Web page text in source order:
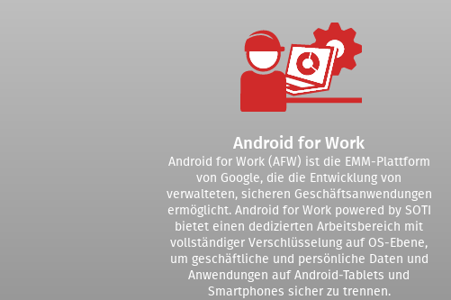
Android for Work
Android for Work (AFW) ist die EMM-Plattform
von Google, die die Entwicklung von
verwalteten, sicheren Geschäftsanwendungen
ermöglicht. Android for Work powered by SOTI
bietet einen dedizierten Arbeitsbereich mit
vollständiger Verschlüsselung auf OS-Ebene,
um geschäftliche und persönliche Daten und
Anwendungen auf Android-Tablets und
Smartphones sicher zu trennen.